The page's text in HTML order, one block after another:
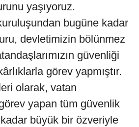
yaşıyoruz.
bugüne kadar
devletimizin bölünmez
güvenliği
görev yapmıştır.
olarak, vatan
yapan tüm güvenlik
büyük bir özveriyle